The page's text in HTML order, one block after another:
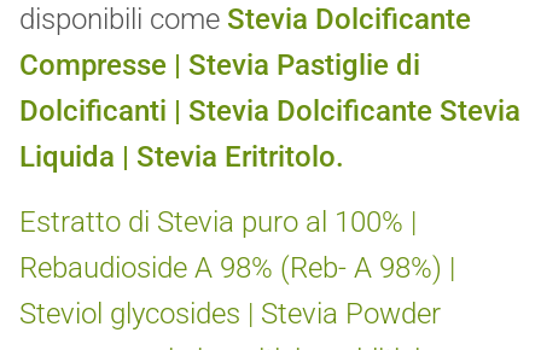
disponibili come Stevia Dolcificante
Compresse | Stevia Pastiglie di
Dolcificanti | Stevia Dolcificante Stevia
Liquida | Stevia Eritritolo.
Estratto di Stevia puro al 100% |
Rebaudioside A 98% (Reb- A 98%) |
Steviol glycosides | Stevia Powder